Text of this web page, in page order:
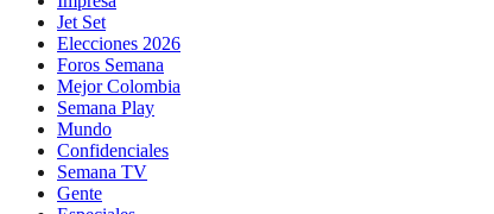
Jet Set
Elecciones 2026
Foros Semana
Mejor Colombia
Semana Play
Mundo
Confidenciales
Semana TV
Gente